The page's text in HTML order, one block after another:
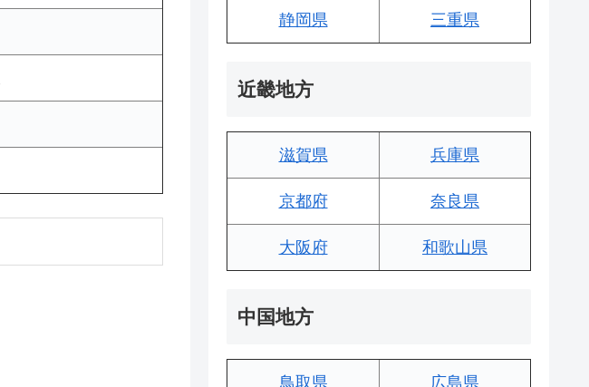
静岡県 三重県
近畿地方
滋賀県 兵庫県
京都府 奈良県
大阪府 和歌山県
中国地方
鳥取県 広島県